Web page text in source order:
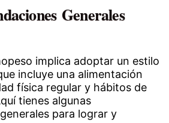
Generales
implica adoptar un estilo
incluye una alimentación
física regular y hábitos de
tienes algunas
para lograr y